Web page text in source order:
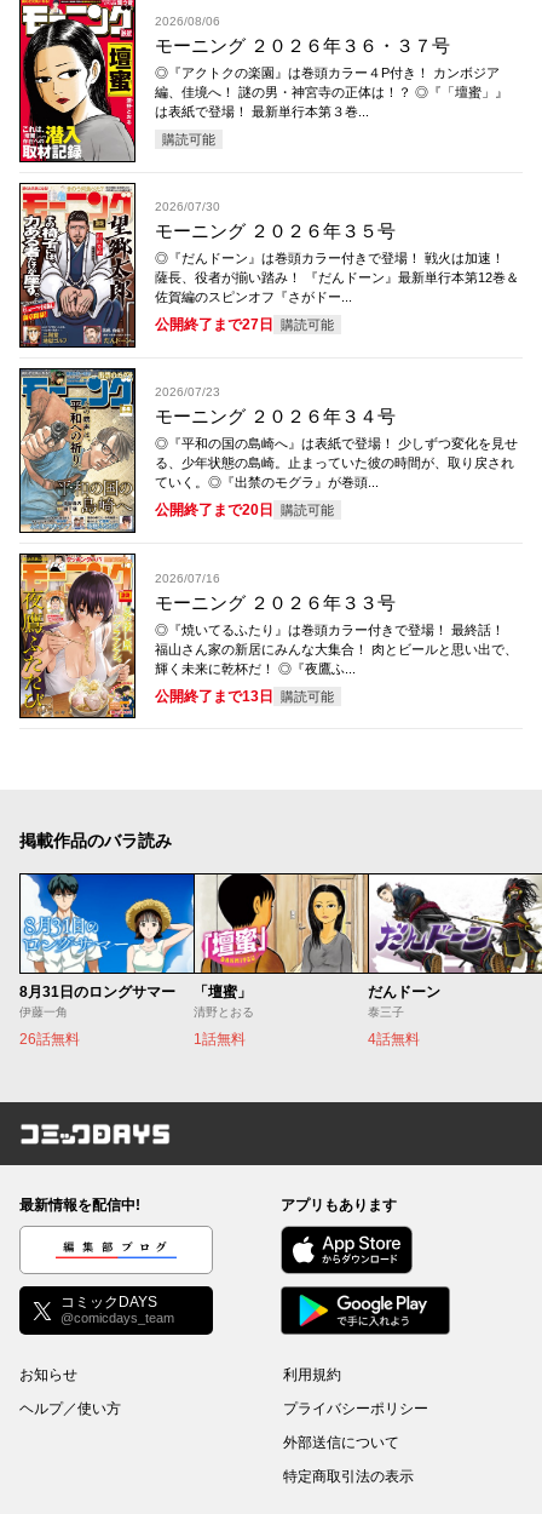
2026/08/06
モーニング ２０２６年３６・３７号
◎『アクトクの楽園』は巻頭カラー４P付き！ カンボジア
編、佳境へ！ 謎の男・神宮寺の正体は！？ ◎『「壇蜜」』
は表紙で登場！ 最新単行本第３巻...
購読可能
2026/07/30
モーニング ２０２６年３５号
◎『だんドーン』は巻頭カラー付きで登場！ 戦火は加速！
薩長、役者が揃い踏み！ 『だんドーン』最新単行本第12巻＆
佐賀編のスピンオフ『さがドー...
公開終了まで27日 購読可能
2026/07/23
モーニング ２０２６年３４号
◎『平和の国の島崎へ』は表紙で登場！ 少しずつ変化を見せ
る、少年状態の島崎。止まっていた彼の時間が、取り戻され
ていく。◎『出禁のモグラ』が巻頭...
公開終了まで20日 購読可能
2026/07/16
モーニング ２０２６年３３号
◎『焼いてるふたり』は巻頭カラー付きで登場！ 最終話！
福山さん家の新居にみんな大集合！ 肉とビールと思い出で、
輝く未来に乾杯だ！ ◎『夜鷹ふ...
公開終了まで13日 購読可能
掲載作品のバラ読み
8月31日のロングサマー
伊藤一角
26話無料
「壇蜜」
清野とおる
1話無料
だんドーン
泰三子
4話無料
コミックDAYS
最新情報を配信中!
編集部ブログ
コミックDAYS
@comicdays_team
アプリもあります
お知らせ
ヘルプ／使い方
利用規約
プライバシーポリシー
外部送信について
特定商取引法の表示